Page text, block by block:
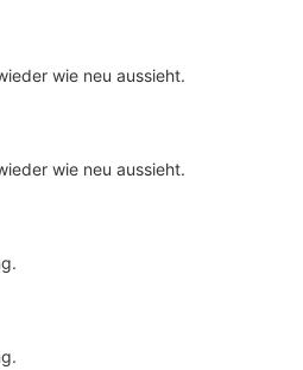
wie neu aussieht.
wie neu aussieht.